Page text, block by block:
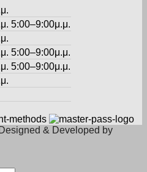
5:00–9:00μ.μ.
5:00–9:00μ.μ.
5:00–9:00μ.μ.
& Developed by